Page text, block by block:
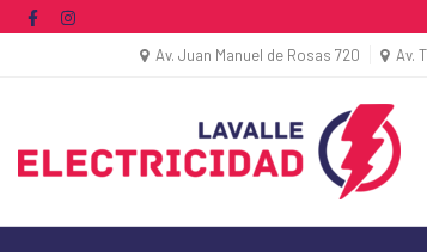
Av. Juan Manuel de Rosas 720 Av.